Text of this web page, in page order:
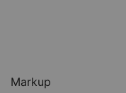
Markup